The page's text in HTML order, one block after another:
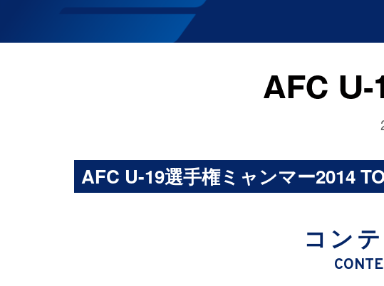
AFC U-19選手権ミャンマー2014
コン